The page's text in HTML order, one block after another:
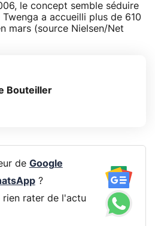
le concept semble séduire
a accueilli plus de 610
mars (source Nielsen/Net
Bouteiller
de Google
?
rien rater de l'actu